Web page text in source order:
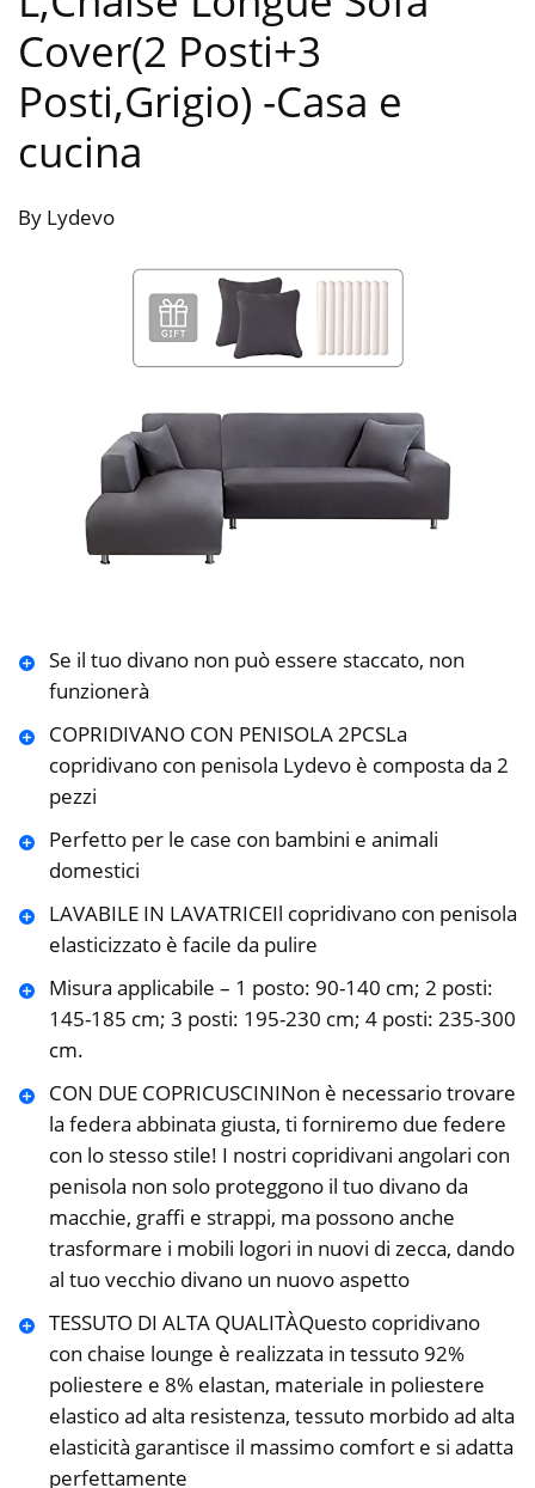
Cover(2 Posti+3
Posti,Grigio) -Casa e
cucina
By Lydevo
Se il tuo divano non può essere staccato, non
funzionerà
COPRIDIVANO CON PENISOLA 2PCSLa
copridivano con penisola Lydevo è composta da 2
pezzi
Perfetto per le case con bambini e animali
domestici
LAVABILE IN LAVATRICEIl copridivano con penisola
elasticizzato è facile da pulire
Misura applicabile – 1 posto: 90-140 cm; 2 posti:
145-185 cm; 3 posti: 195-230 cm; 4 posti: 235-300
cm.
CON DUE COPRICUSCININon è necessario trovare
la federa abbinata giusta, ti forniremo due federe
con lo stesso stile! I nostri copridivani angolari con
penisola non solo proteggono il tuo divano da
macchie, graffi e strappi, ma possono anche
trasformare i mobili logori in nuovi di zecca, dando
al tuo vecchio divano un nuovo aspetto
TESSUTO DI ALTA QUALITÀQuesto copridivano
con chaise lounge è realizzata in tessuto 92%
poliestere e 8% elastan, materiale in poliestere
elastico ad alta resistenza, tessuto morbido ad alta
elasticità garantisce il massimo comfort e si adatta
perfettamente